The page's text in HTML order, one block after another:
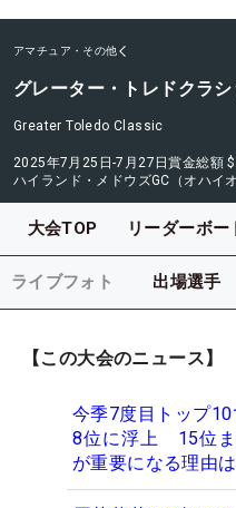
アマチュア・その他
グレーター・トレドクラシ
Greater Toledo Classic
2025年7月25日-7月27日賞金総額
ハイランド・メドウズGC（オハイオ
大会TOP リーダーボー
ライブフォト 出場選手
【この大会のニュース】
今季7度目トップ
8位に浮上 15位ま
が重要になる理由